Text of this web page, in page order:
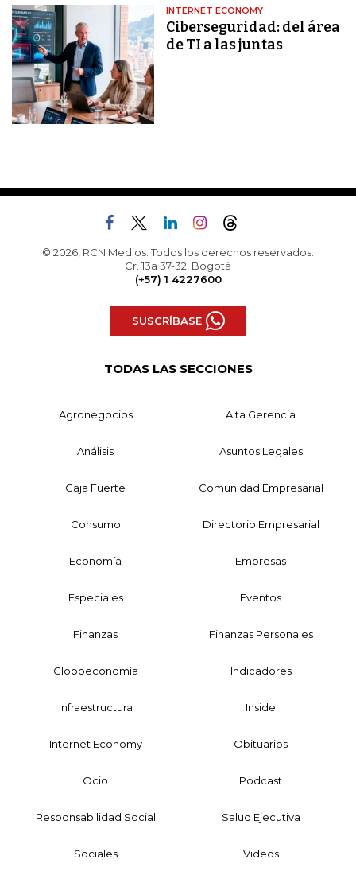
INTERNET ECONOMY
Ciberseguridad: del área
de TI a las juntas
© 2026, RCN Medios. Todos los derechos reservados.
Cr. 13a 37-32, Bogotá
(+57) 1 4227600
SUSCRÍBASE
TODAS LAS SECCIONES
Agronegocios Alta Gerencia
Análisis Asuntos Legales
Caja Fuerte Comunidad Empresarial
Consumo Directorio Empresarial
Economía Empresas
Especiales Eventos
Finanzas Finanzas Personales
Globoeconomía Indicadores
Infraestructura Inside
Internet Economy Obituarios
Ocio Podcast
Responsabilidad Social Salud Ejecutiva
Sociales Videos